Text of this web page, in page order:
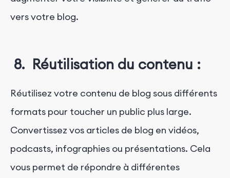
vers votre blog.
8. Réutilisation du contenu :
Réutilisez votre contenu de blog sous différents
formats pour toucher un public plus large.
Convertissez vos articles de blog en vidéos,
podcasts, infographies ou présentations. Cela
vous permet de répondre à différentes